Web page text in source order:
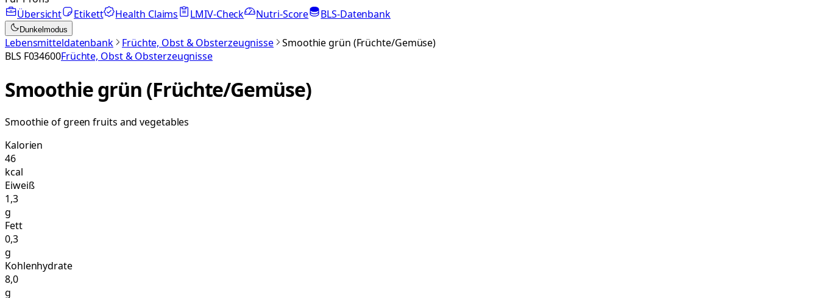
Übersicht
Etikett Health Claims LMIV-Check Nutri-Score BLS-Datenbank
Dunkelmodus
Lebensmitteldatenbank Früchte, Obst & Obsterzeugnisse
Smoothie grün (Früchte/Gemüse)
BLS F034600Früchte, Obst & Obsterzeugnisse
Smoothie grün (Früchte/Gemüse)
Smoothie of green fruits and vegetables
Kalorien
46
kcal
Eiweiß
1,3
g
Fett
0,3
g
Kohlenhydrate
8,0
g